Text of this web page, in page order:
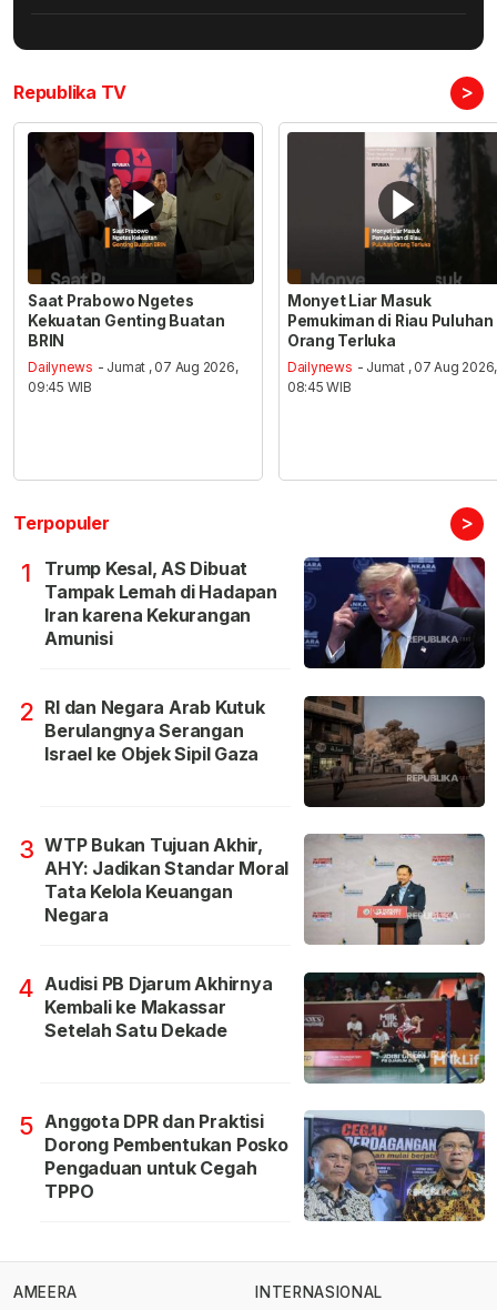
Republika TV >
Saat Prabowo Ngetes
Kekuatan Genting Buatan
BRIN
Dailynews - Jumat , 07 Aug 2026,
09:45 WIB
Monyet Liar Masuk
Pemukiman di Riau Puluhan
Orang Terluka
Dailynews - Jumat , 07 Aug 2026,
08:45 WIB
Terpopuler >
1
Trump Kesal, AS Dibuat
Tampak Lemah di Hadapan
Iran karena Kekurangan
Amunisi
2 RI dan Negara Arab Kutuk
Berulangnya Serangan
Israel ke Objek Sipil Gaza
3 WTP Bukan Tujuan Akhir,
AHY: Jadikan Standar Moral
Tata Kelola Keuangan
Negara
4 Audisi PB Djarum Akhirnya
Kembali ke Makassar
Setelah Satu Dekade
5 Anggota DPR dan Praktisi
Dorong Pembentukan Posko
Pengaduan untuk Cegah
TPPO
AMEERA INTERNASIONAL